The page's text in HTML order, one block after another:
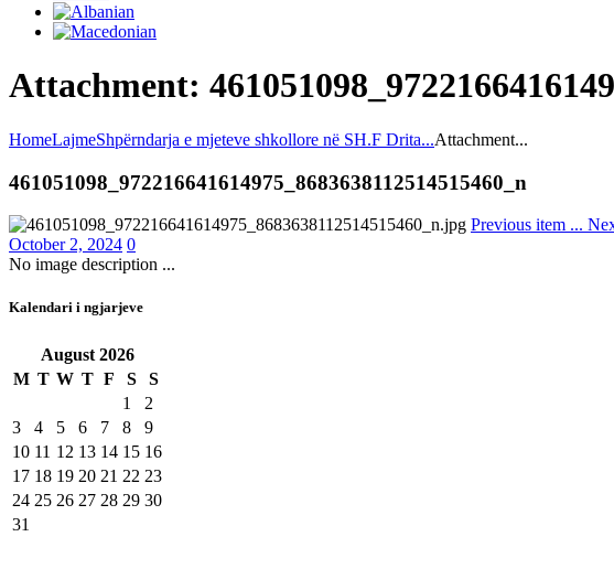
Attachment:
HomeLajmeShpërndarja e mjeteve shkollore në SH.F Drita...Attachment...
461051098_972216641614975_8683638112514515460_n
Previous item ...
October 2, 2024 0
No image description ...
Kalendari i ngjarjeve
August 2026
M T W T F S
S
1
2
3
4 5 6 7 8
9
10 11 12 13 14 15 16
17 18 19 20 21 22 23
24 25 26 27 28 29 30
31